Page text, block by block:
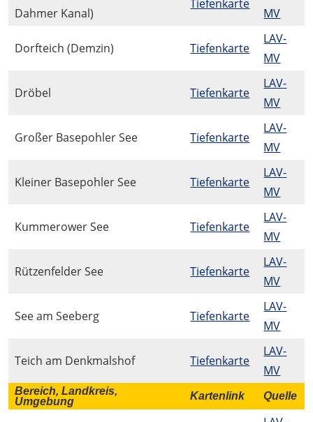
Dahmer Kanal)
Tiefenkarte
MV
Dorfteich (Demzin) Tiefenkarte
LAV-
MV
Dröbel Tiefenkarte
LAV-
MV
Großer Basepohler See Tiefenkarte
LAV-
MV
Kleiner Basepohler See Tiefenkarte
LAV-
MV
Kummerower See Tiefenkarte
LAV-
MV
Rützenfelder See Tiefenkarte
LAV-
MV
See am Seeberg Tiefenkarte
LAV-
MV
Teich am Denkmalshof Tiefenkarte
LAV-
MV
Bereich, Landkreis,
Umgebung
Kartenlink Quelle